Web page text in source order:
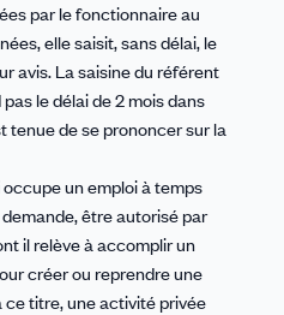
par le fonctionnaire au
elle saisit, sans délai, le
avis. La saisine du référent
le délai de 2 mois dans
tenue de se prononcer sur la
occupe un emploi à temps
être autorisé par
il relève à accomplir un
créer ou reprendre une
titre, une activité privée